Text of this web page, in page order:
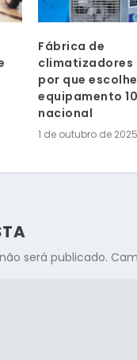
Fábrica de
climatizadores
por que
equipamento
nacional
1 de outubro de 2025
será publicado.